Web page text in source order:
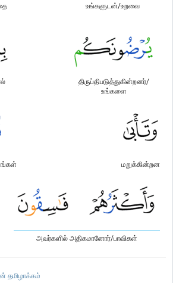
உங்களுடன்/உறவை
திருப்திபடுத்துகின்றனர்/
உங்களை
மறுக்கின்றன
அவர்களில் அதிகமானோர்/பாவிகள்
தமிழாக்கம்